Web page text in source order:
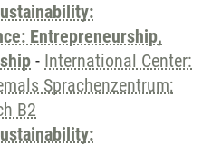
Entrepreneurship,
- International Center:
Sprachenzentrum;
B2